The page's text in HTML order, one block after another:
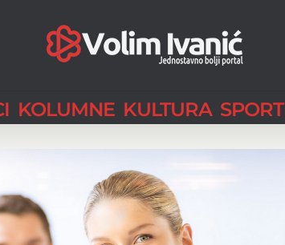
KOLUMNE KULTURA SPORT